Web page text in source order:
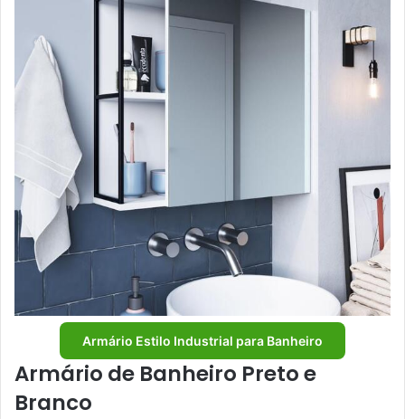
Armário Estilo Industrial para Banheiro
Armário de Banheiro Preto e
Branco